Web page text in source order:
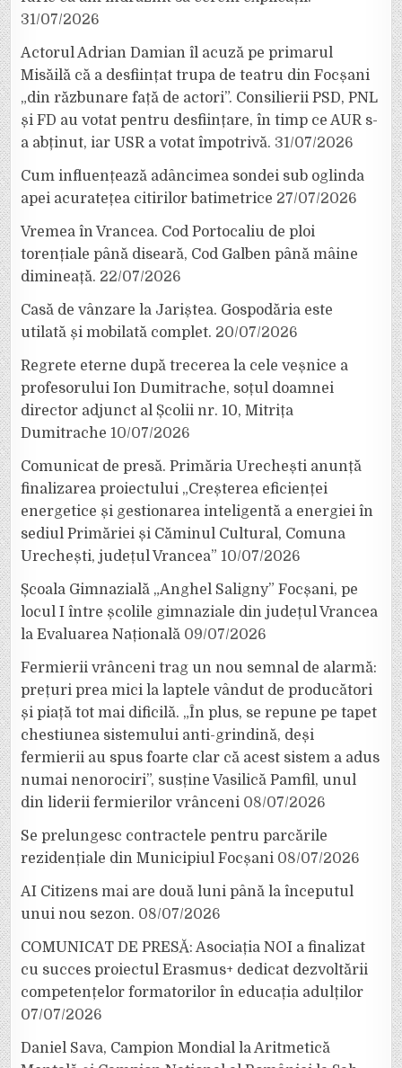
31/07/2026
Actorul Adrian Damian îl acuză pe primarul
Misăilă că a desființat trupa de teatru din Focșani
„din răzbunare față de actori”. Consilierii PSD, PNL
și FD au votat pentru desființare, în timp ce AUR s-
a abținut, iar USR a votat împotrivă. 31/07/2026
Cum influențează adâncimea sondei sub oglinda
apei acuratețea citirilor batimetrice 27/07/2026
Vremea în Vrancea. Cod Portocaliu de ploi
torențiale până diseară, Cod Galben până mâine
dimineață. 22/07/2026
Casă de vânzare la Jariștea. Gospodăria este
utilată și mobilată complet. 20/07/2026
Regrete eterne după trecerea la cele veșnice a
profesorului Ion Dumitrache, soțul doamnei
director adjunct al Școlii nr. 10, Mitrița
Dumitrache 10/07/2026
Comunicat de presă. Primăria Urechești anunță
finalizarea proiectului „Creșterea eficienței
energetice și gestionarea inteligentă a energiei în
sediul Primăriei și Căminul Cultural, Comuna
Urechești, județul Vrancea” 10/07/2026
Școala Gimnazială „Anghel Saligny” Focșani, pe
locul I între școlile gimnaziale din județul Vrancea
la Evaluarea Națională 09/07/2026
Fermierii vrânceni trag un nou semnal de alarmă:
prețuri prea mici la laptele vândut de producători
și piață tot mai dificilă. „În plus, se repune pe tapet
chestiunea sistemului anti-grindină, deși
fermierii au spus foarte clar că acest sistem a adus
numai nenorociri”, susține Vasilică Pamfil, unul
din liderii fermierilor vrânceni 08/07/2026
Se prelungesc contractele pentru parcările
rezidențiale din Municipiul Focșani 08/07/2026
AI Citizens mai are două luni până la începutul
unui nou sezon. 08/07/2026
COMUNICAT DE PRESĂ: Asociația NOI a finalizat
cu succes proiectul Erasmus+ dedicat dezvoltării
competențelor formatorilor în educația adulților
07/07/2026
Daniel Sava, Campion Mondial la Aritmetică